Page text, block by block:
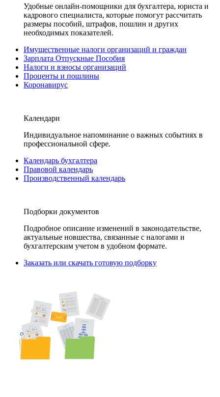
Удобные онлайн-помощники для бухгалтера, юриста и
кадрового специалиста, которые помогут рассчитать
размеры пособий, штрафов, пошлин и других
необходимых показателей.
Имущественные налоги организаций и граждан
Зарплата Отпускные Пособия
Налоги и взносы организаций
Проценты и пошлины
Коронавирус
Календари
Индивидуальное напоминание о важных событиях в
профессиональной сфере.
Календарь бухгалтера
Правовой календарь
Производственный календарь
Подборки документов
Подробное описание изменений в законодательстве,
актуальные новшества, связанные с налогами и
бухгалтерским учетом в удобном формате.
Заказать или скачать готовую подборку